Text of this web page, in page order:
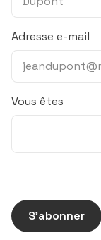
Adresse e-mail
Vous êtes
S’abonner